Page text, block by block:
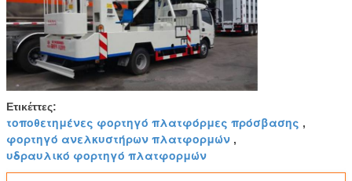
Ετικέττες:
τοποθετημένες φορτηγό πλατφόρμες πρόσβασης ,
φορτηγό ανελκυστήρων πλατφορμών ,
υδραυλικό φορτηγό πλατφορμών